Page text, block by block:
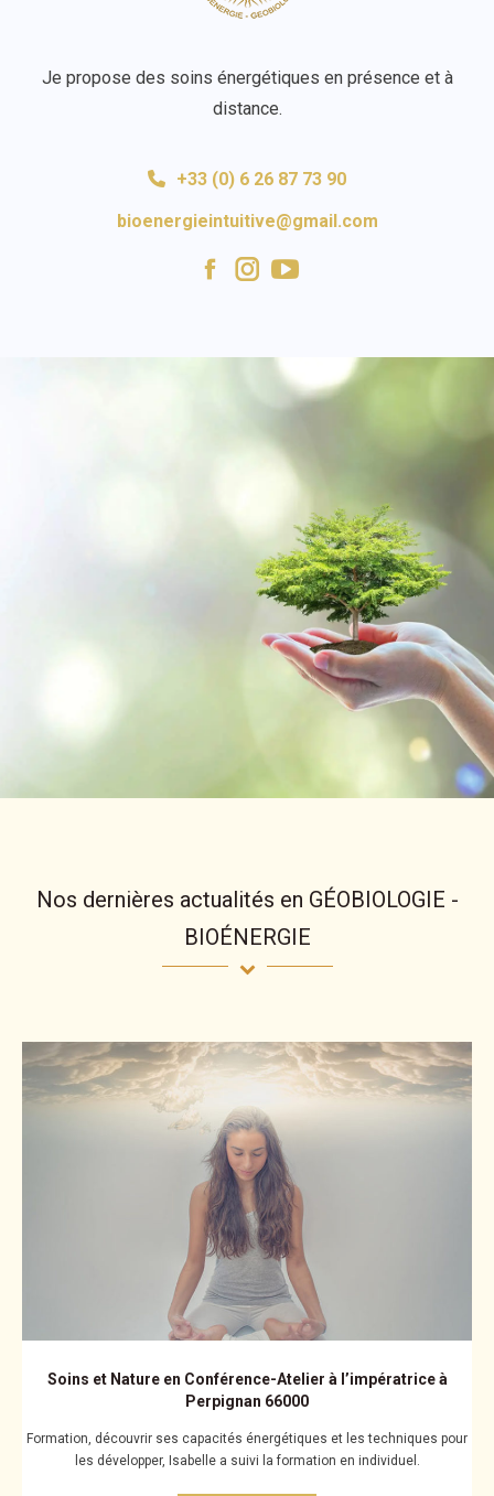
Je propose des soins énergétiques en présence et à
distance.
+33 (0) 6 26 87 73 90
bioenergieintuitive@gmail.com
Facebook
Instagram
Nos dernières actualités en GÉOBIOLOGIE -
BIOÉNERGIE
Soins et Nature en Conférence-Atelier à l’impératrice à
Perpignan 66000
Formation, découvrir ses capacités énergétiques et les techniques pour
les développer, Isabelle a suivi la formation en individuel.